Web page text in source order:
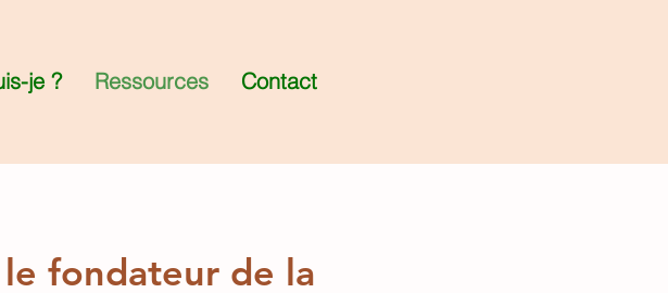
je ? Ressources Contact
fondateur de la